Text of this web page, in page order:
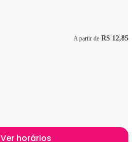
A partir de R$ 12,85
Ver horários